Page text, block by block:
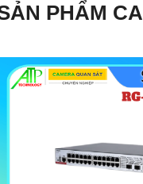
PHẨM